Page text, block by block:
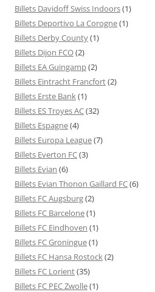
Billets Davidoff Swiss Indoors(1)
Billets Deportivo La Corogne(1)
Billets Derby County(1)
Billets Dijon FCO(2)
Billets EA Guingamp(2)
Billets Eintracht Francfort(2)
Billets Erste Bank(1)
Billets ES Troyes AC(32)
Billets Espagne(4)
Billets Europa League(7)
Billets Everton FC(3)
Billets Evian (6)
Billets Evian Thonon Gaillard FC(6)
Billets FC Augsburg(2)
Billets FC Barcelone(1)
Billets FC Eindhoven (1)
Billets FC Groningue(1)
Billets FC Hansa Rostock(2)
Billets FC Lorient(35)
Billets FC PEC Zwolle(1)